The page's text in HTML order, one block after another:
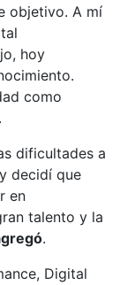
objetivo. A mí
hoy
como
dificultades a
decidí que
en
talento y la
.
Digital